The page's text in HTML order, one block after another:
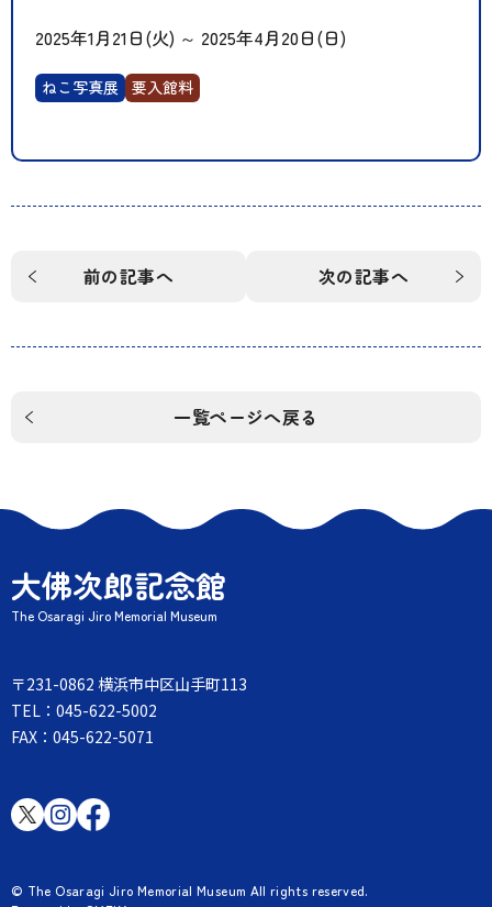
2025年1月21日(火) ～ 2025年4月20日(日)
ねこ写真展 要入館料
前の記事へ 次の記事へ
一覧ページへ戻る
大佛次郎記念館
The Osaragi Jiro Memorial Museum
〒231-0862 横浜市中区山手町113
TEL：045-622-5002
FAX：045-622-5071
© The Osaragi Jiro Memorial Museum All rights reserved.